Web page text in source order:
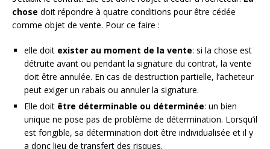
chose doit répondre à quatre conditions pour être cédée
comme objet de vente. Pour ce faire :
elle doit exister au moment de la vente: si la chose est
détruite avant ou pendant la signature du contrat, la vente
doit être annulée. En cas de destruction partielle, l’acheteur
peut exiger un rabais ou annuler la signature.
Elle doit être déterminable ou déterminée: un bien
unique ne pose pas de problème de détermination. Lorsqu’il
est fongible, sa détermination doit être individualisée et il y
a donc lieu de transfert des risques.